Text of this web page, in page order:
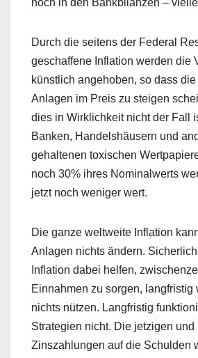
noch in den Bankbilanzen –
Durch die seitens der Federal
geschaffene Inflation werden die
künstlich angehoben, so dass
Anlagen im Preis zu steigen
dies in Wirklichkeit nicht der Fall
Banken, Handelshäusern und
gehaltenen toxischen
noch 30% ihres Nominalwerts
jetzt noch weniger wert.
Die ganze weltweite Inflation
Anlagen nichts ändern.
Inflation dabei helfen,
Einnahmen zu sorgen, langfristig
nichts nützen. Langfristig
Strategien nicht. Die jetzigen und
Zinszahlungen auf die Schulden